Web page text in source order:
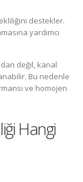
destekler.
yardımcı
değil, kanal
Bu nedenle
ve homojen
Hangi